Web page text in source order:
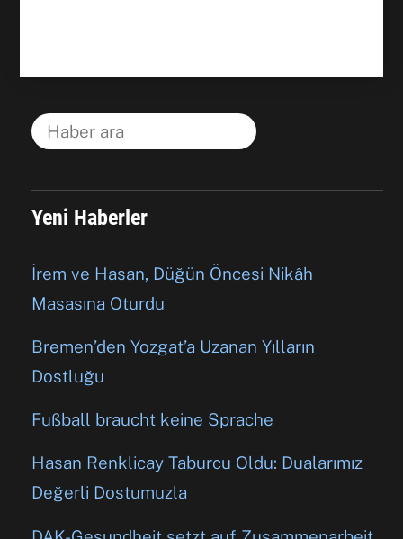
Yeni Haberler
İrem ve Hasan, Düğün Öncesi Nikâh
Masasına Oturdu
Bremen’den Yozgat’a Uzanan Yılların
Dostluğu
Fußball braucht keine Sprache
Hasan Renklicay Taburcu Oldu: Dualarımız
Değerli Dostumuzla